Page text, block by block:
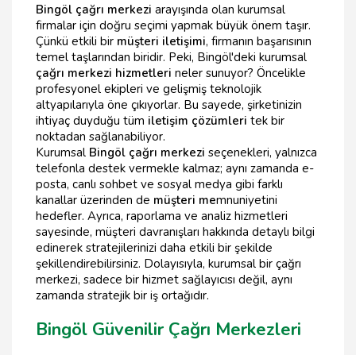
Bingöl çağrı merkezi arayışında olan kurumsal
firmalar için doğru seçimi yapmak büyük önem taşır.
Çünkü etkili bir müşteri iletişimi, firmanın başarısının
temel taşlarından biridir. Peki, Bingöl'deki kurumsal
çağrı merkezi hizmetleri neler sunuyor? Öncelikle
profesyonel ekipleri ve gelişmiş teknolojik
altyapılarıyla öne çıkıyorlar. Bu sayede, şirketinizin
ihtiyaç duyduğu tüm iletişim çözümleri tek bir
noktadan sağlanabiliyor.
Kurumsal Bingöl çağrı merkezi seçenekleri, yalnızca
telefonla destek vermekle kalmaz; aynı zamanda e-
posta, canlı sohbet ve sosyal medya gibi farklı
kanallar üzerinden de müşteri memnuniyetini
hedefler. Ayrıca, raporlama ve analiz hizmetleri
sayesinde, müşteri davranışları hakkında detaylı bilgi
edinerek stratejilerinizi daha etkili bir şekilde
şekillendirebilirsiniz. Dolayısıyla, kurumsal bir çağrı
merkezi, sadece bir hizmet sağlayıcısı değil, aynı
zamanda stratejik bir iş ortağıdır.
Bingöl Güvenilir Çağrı Merkezleri